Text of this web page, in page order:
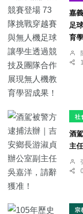
嘉
足
育
社
酒
主
宗